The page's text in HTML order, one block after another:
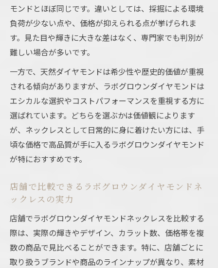
モンドとほぼ同じです。違いとしては、採掘による環境
負荷が少ない点や、価格が抑えられる点が挙げられま
す。見た目や輝きに大きな差はなく、専門家でも判別が
難しい場合が多いです。
一方で、天然ダイヤモンドは希少性や歴史的価値が重視
される傾向がありますが、ラボグロウンダイヤモンドは
エシカルな選択やコストパフォーマンスを重視する方に
選ばれています。どちらを選ぶかは価値観によります
が、ネックレスとして日常的に身に着けたい方には、手
頃な価格で高品質が手に入るラボグロウンダイヤモンド
が特におすすめです。
店舗で比較できるラボグロウンダイヤモンドネ
ックレスの実力
店舗でラボグロウンダイヤモンドネックレスを比較する
際は、実際の輝きやデザイン、カラット数、価格帯を複
数の商品で見比べることができます。特に、店舗ごとに
取り扱うブランドや商品のラインナップが異なり、素材